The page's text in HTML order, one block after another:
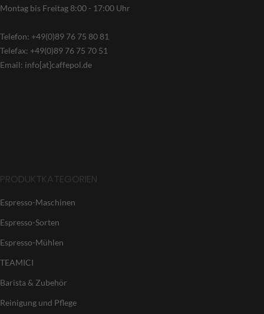
Montag bis Freitag 8:00 - 17:00 Uhr
Telefon: +49(0)89 76 75 80 81
Telefax: +49(0)89 76 75 70 51
Email: info[at]caffepol.de
PRODUKTKATEGORIEN
Espresso-Maschinen
Espresso-Sorten
Espresso-Mühlen
TEAMICI
Barista & Zubehör
Reinigung und Pflege